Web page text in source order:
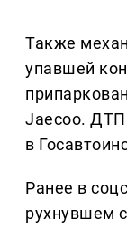
Также
упавшей
Jaecoo. ДТП
в
Ранее в
рухнувшем